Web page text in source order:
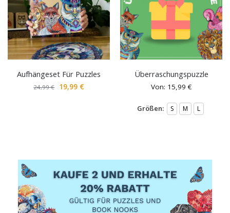
Aufhängeset Für Puzzles
24,99€ 19,99 €
Überraschungspuzzle
Von: 15,99€
Größen: S M L